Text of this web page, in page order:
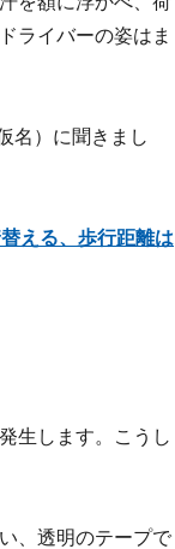
ライバーの姿はま
名）に聞きまし
える、歩行距離は
生します。こうし
、透明のテープで